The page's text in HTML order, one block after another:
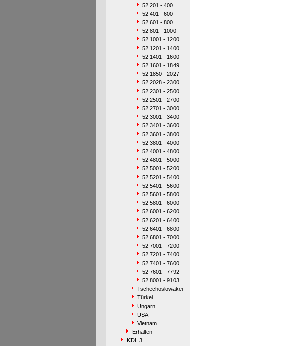
52 201 - 400
52 401 - 600
52 601 - 800
52 801 - 1000
52 1001 - 1200
52 1201 - 1400
52 1401 - 1600
52 1601 - 1849
52 1850 - 2027
52 2028 - 2300
52 2301 - 2500
52 2501 - 2700
52 2701 - 3000
52 3001 - 3400
52 3401 - 3600
52 3601 - 3800
52 3801 - 4000
52 4001 - 4800
52 4801 - 5000
52 5001 - 5200
52 5201 - 5400
52 5401 - 5600
52 5601 - 5800
52 5801 - 6000
52 6001 - 6200
52 6201 - 6400
52 6401 - 6800
52 6801 - 7000
52 7001 - 7200
52 7201 - 7400
52 7401 - 7600
52 7601 - 7792
52 8001 - 9103
Tschechoslowakei
Türkei
Ungarn
USA
Vietnam
Erhalten
KDL 3